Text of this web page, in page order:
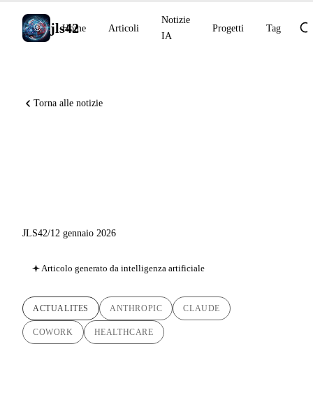
jls42
Home Articoli
Notizie
IA
Progetti Tag
Torna alle notizie
JLS42/12 gennaio 2026
Articolo generato da intelligenza artificiale
ACTUALITES ANTHROPIC CLAUDE
COWORK HEALTHCARE